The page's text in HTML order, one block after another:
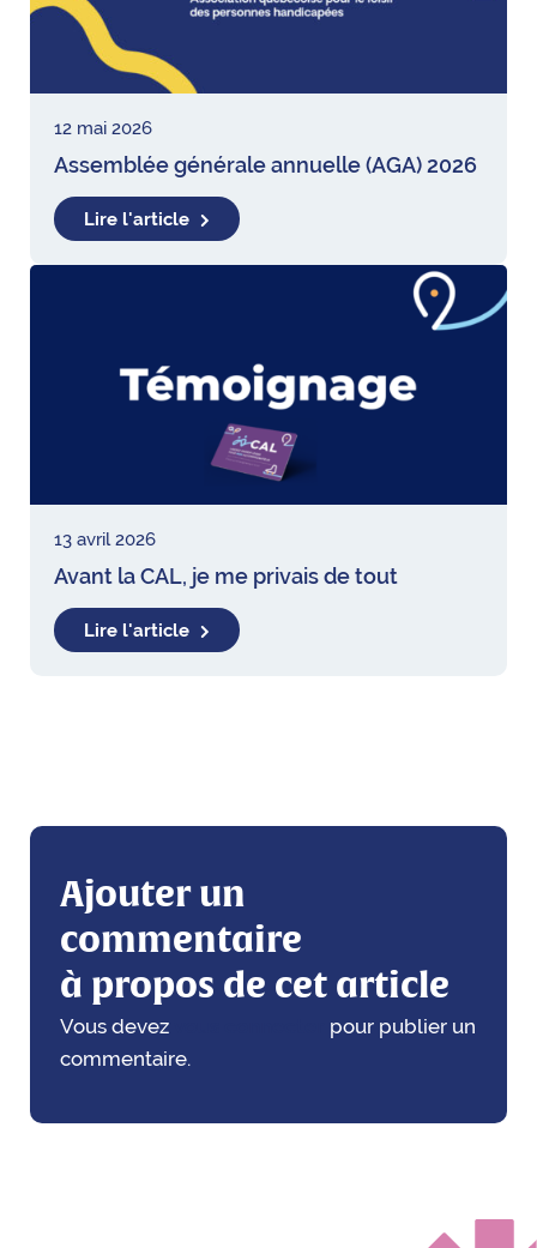
12 mai 2026
Assemblée générale annuelle (AGA) 2026
Lire l'article
13 avril 2026
Avant la CAL, je me privais de tout
Lire l'article
Ajouter un
commentaire
à propos de cet article
Vous devez
pour publier un
commentaire.